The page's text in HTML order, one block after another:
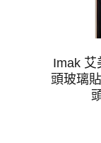
Imak 艾
頭玻璃